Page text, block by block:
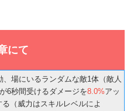
にて
、場にいるランダムな敵1体（敵人
6秒間受けるダメージを8.0%アッ
る（威力はスキルレベルによ